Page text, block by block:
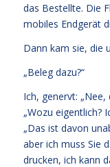
das Bestellte. Die
mobiles Endgerät
Dann kam sie, die
„Beleg dazu?“
Ich, genervt: „Nee,
„Wozu eigentlich?
„Das ist davon
aber ich muss Sie
drucken, ich kann